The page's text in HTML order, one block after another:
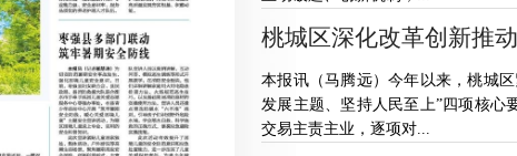
桃城区深化改革创新推
本报讯（马腾远）今年以来，桃城
发展主题、坚持人民至上”四项核心
交易主责主业，逐项对...